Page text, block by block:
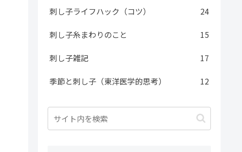
刺し子ライフハック（コツ）
24
刺し子糸まわりのこと
15
刺し子雑記
17
季節と刺し子（東洋医学的思考）
12